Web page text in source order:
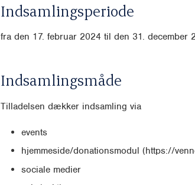
Indsamlingsperiode
fra den 17. februar 2024 til den 31. december
Indsamlingsmåde
Tilladelsen dækker indsamling via
events
hjemmeside/donationsmodul (https://
sociale medier